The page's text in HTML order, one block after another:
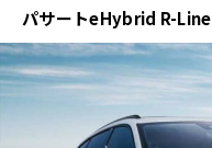
パサートeHybrid R-Line